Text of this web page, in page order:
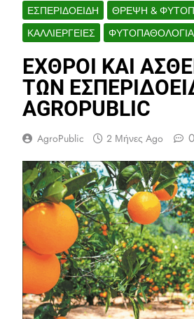
ΕΣΠΕΡΙΔΟΕΙΔΉ
ΘΡΕΨΗ &
ΚΑΛΛΙΈΡΓΕΙΕΣ
ΦΥΤΟΠΑΘΟΛΟΓΊΑ
ΕΧΘΡΟΙ ΚΑΙ
ΤΩΝ
AGROPUBLIC
AgroPublic 2 Μήνες Ago 0